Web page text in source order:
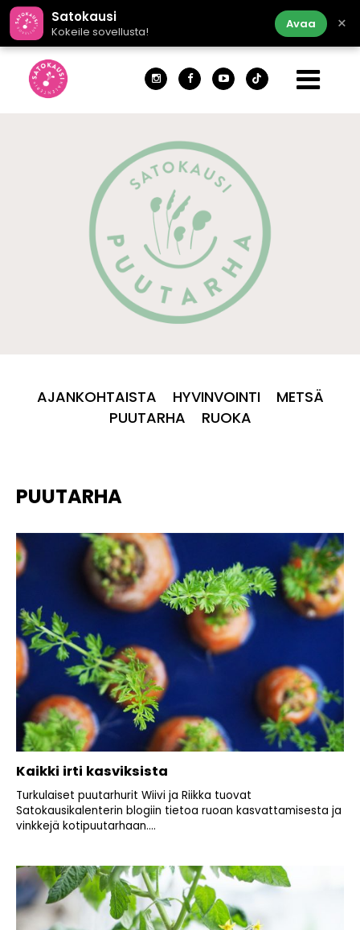
Satokausi
Kokeile sovellusta!
Avaa ×
AJANKOHTAISTA HYVINVOINTI
METSÄ
PUUTARHA
RUOKA
PUUTARHA
Kaikki irti kasviksista
Turkulaiset puutarhurit Wiivi ja Riikka tuovat
Satokausikalenterin blogiin tietoa ruoan kasvattamisesta ja
vinkkejä kotipuutarhaan....